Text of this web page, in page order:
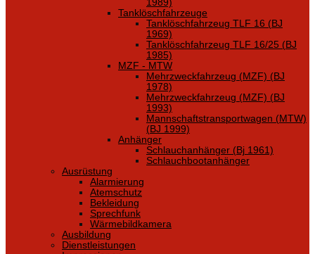
1989)
Tanklöschfahrzeuge
Tanklöschfahrzeug TLF 16 (BJ
1969)
Tanklöschfahrzeug TLF 16/25 (BJ
1985)
MZF - MTW
Mehrzweckfahrzeug (MZF) (BJ
1978)
Mehrzweckfahrzeug (MZF) (BJ
1993)
Mannschaftstransportwagen (MTW)
(BJ 1999)
Anhänger
Schlauchanhänger (Bj 1961)
Schlauchbootanhänger
Ausrüstung
Alarmierung
Atemschutz
Bekleidung
Sprechfunk
Wärmebildkamera
Ausbildung
Dienstleistungen